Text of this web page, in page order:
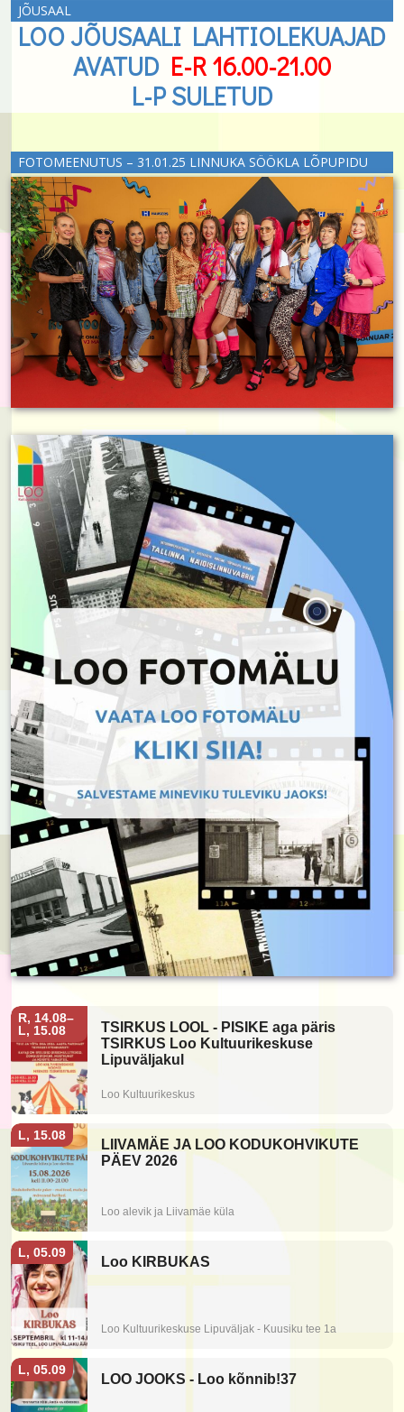
JÕUSAAL
LOO JÕUSAALI LAHTIOLEKUAJAD
AVATUD E-R 16.00-21.00
L-P SULETUD
FOTOMEENUTUS – 31.01.25 LINNUKA SÖÖKLA LÕPUPIDU